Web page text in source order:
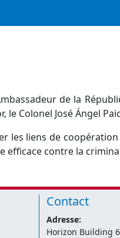
de la
le Colonel José Ángel
liens de
efficace contre la
Contact
Adresse:
Horizon Building